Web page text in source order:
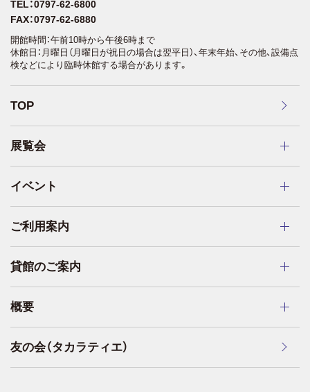
TOP
展覧会
イベント
ご利用案内
貸館のご案内
概要
友の会（タカラティエ）
TEL：0797-62-6800
FAX：0797-62-6880
開館時間：午前10時から午後6時まで
休館日：月曜日（月曜日が祝日の場合は翌平日）、年末年始、その他、設備点
検などにより臨時休館する場合があります。